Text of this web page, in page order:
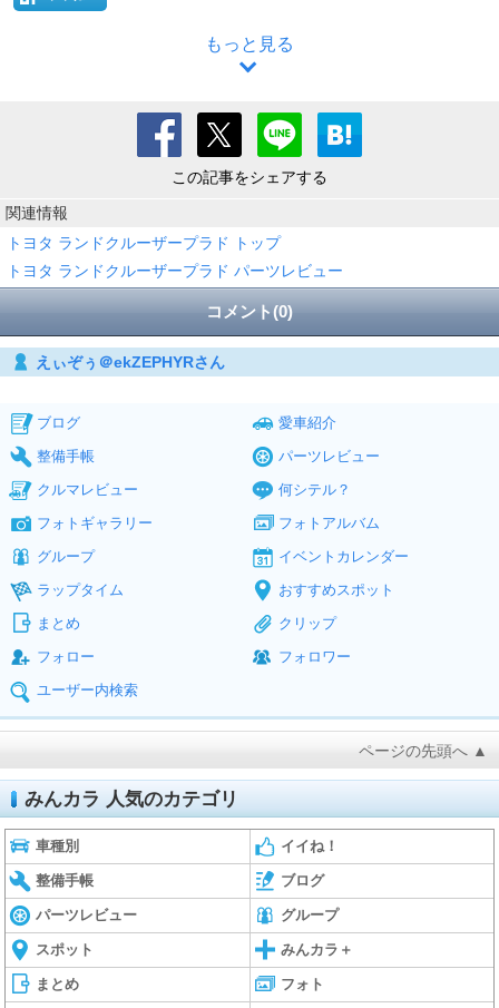
もっと見る
この記事をシェアする
関連情報
トヨタ ランドクルーザープラド トップ
トヨタ ランドクルーザープラド パーツレビュー
コメント(0)
えぃぞぅ＠ekZEPHYRさん
ブログ
愛車紹介
整備手帳
パーツレビュー
クルマレビュー
何シテル？
フォトギャラリー
フォトアルバム
グループ
イベントカレンダー
ラップタイム
おすすめスポット
まとめ
クリップ
フォロー
フォロワー
ユーザー内検索
ページの先頭へ ▲
みんカラ 人気のカテゴリ
車種別 イイね！
整備手帳 ブログ
パーツレビュー グループ
スポット みんカラ＋
まとめ フォト